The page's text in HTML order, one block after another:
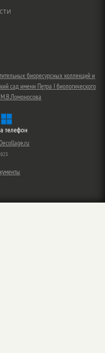
биоресурсных коллекций и
сад имени Петра I биологического
Decollage.ru